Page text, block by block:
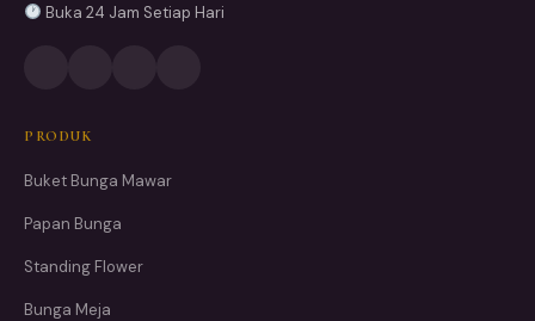
Buka 24 Jam Setiap Hari
PRODUK
Buket Bunga Mawar
Papan Bunga
Standing Flower
Bunga Meja